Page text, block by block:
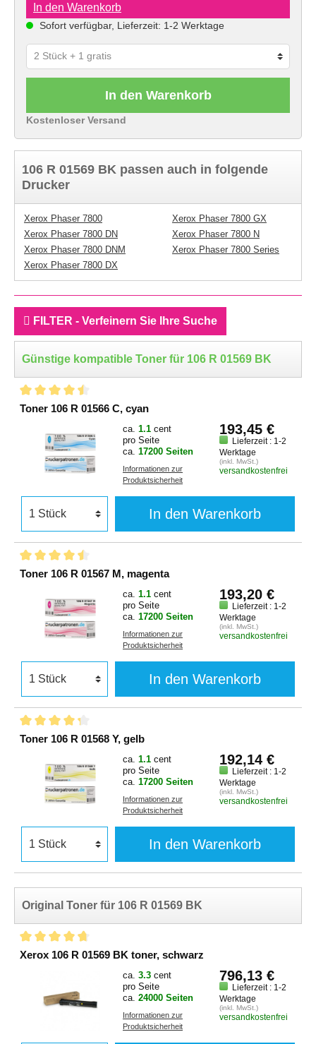
In den Warenkorb
Sofort verfügbar, Lieferzeit: 1-2 Werktage
In den Warenkorb
Kostenloser Versand
106 R 01569 BK passen auch in folgende
Drucker
Xerox Phaser 7800
Xerox Phaser 7800 DN
Xerox Phaser 7800 DNM
Xerox Phaser 7800 DX
Xerox Phaser 7800 GX
Xerox Phaser 7800 N
Xerox Phaser 7800 Series
FILTER - Verfeinern Sie Ihre Suche
Günstige kompatible Toner für 106 R 01569 BK
Toner 106 R 01566 C, cyan
ca. 1.1 cent
pro Seite
ca. 17200 Seiten
Informationen zur
Produktsicherheit
193,45 €
Lieferzeit : 1-2
Werktage
(inkl. MwSt.)
versandkostenfrei
In den Warenkorb
Toner 106 R 01567 M, magenta
ca. 1.1 cent
pro Seite
ca. 17200 Seiten
Informationen zur
Produktsicherheit
193,20 €
Lieferzeit : 1-2
Werktage
(inkl. MwSt.)
versandkostenfrei
In den Warenkorb
Toner 106 R 01568 Y, gelb
ca. 1.1 cent
pro Seite
ca. 17200 Seiten
Informationen zur
Produktsicherheit
192,14 €
Lieferzeit : 1-2
Werktage
(inkl. MwSt.)
versandkostenfrei
In den Warenkorb
Original Toner für 106 R 01569 BK
Xerox 106 R 01569 BK toner, schwarz
ca. 3.3 cent
pro Seite
ca. 24000 Seiten
Informationen zur
Produktsicherheit
796,13 €
Lieferzeit : 1-2
Werktage
(inkl. MwSt.)
versandkostenfrei